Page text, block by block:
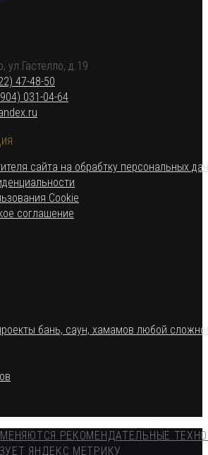
ул.Гастелло, д.19
47-48-50
031-04-64Откроется
приложении
сайта на обрабтку персональных
в
Cookie
соглашение
бань, саун, хамамов любой
РЕКОМЕНДАТЕЛЬНЫЕ
ЯНДЕКС МЕТРИКУ